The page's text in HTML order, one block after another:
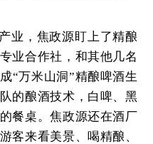
业，焦政源盯上了精酿
业合作社，和其他几名
“万米山洞”精酿啤酒生
的酿酒技术，白啤、黑
餐桌。焦政源还在酒厂
客来看美景、喝精酿、